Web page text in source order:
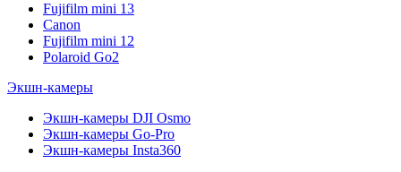
Fujifilm mini 13
Canon
Fujifilm mini 12
Polaroid Go2
Экшн-камеры
Экшн-камеры DJI Osmo
Экшн-камеры Go-Pro
Экшн-камеры Insta360